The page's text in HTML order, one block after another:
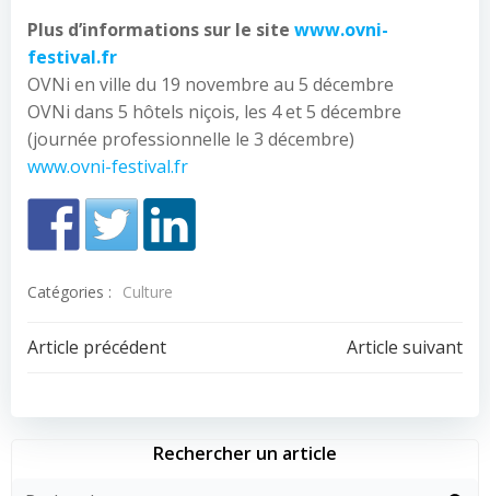
Plus d’informations sur le site www.ovni-
festival.fr
OVNi en ville du 19 novembre au 5 décembre
OVNi dans 5 hôtels niçois, les 4 et 5 décembre
(journée professionnelle le 3 décembre)
www.ovni-festival.fr
Catégories : Culture
Navigation
de
l’article
Article précédent
Navigation
de
l’article
Article suivant
Rechercher un article